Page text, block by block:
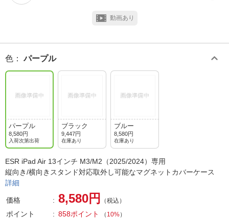
動画あり
色 ：パープル
パープル
8,580円
入荷次第出荷
ブラック
9,447円
在庫あり
ブルー
8,580円
在庫あり
ESR iPad Air 13インチ M3/M2（2025/2024）専用
縦向き/横向きスタンド対応取外し可能なマグネットカバーケース
詳細
価格 8,580円 （税込）
ポイント 858ポイント （ 10%）